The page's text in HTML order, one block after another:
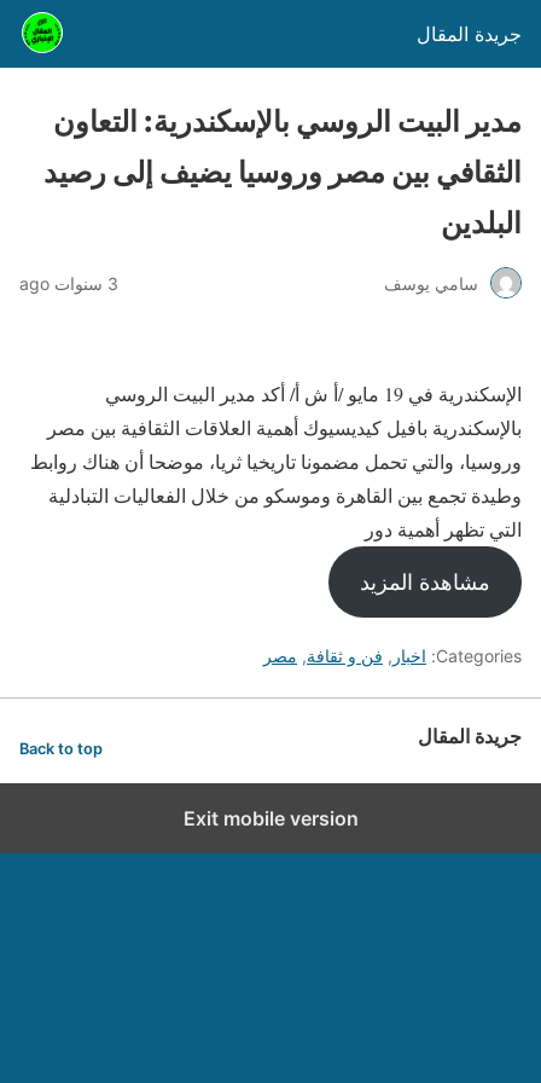
جريدة المقال
مدير البيت الروسي بالإسكندرية: التعاون
الثقافي بين مصر وروسيا يضيف إلى رصيد
البلدين
سامي يوسف 3 سنوات ago
الإسكندرية في 19 مايو /أ ش أ/ أكد مدير البيت الروسي
بالإسكندرية بافيل كيديسيوك أهمية العلاقات الثقافية بين مصر
وروسيا، والتي تحمل مضمونا تاريخيا ثريا، موضحا أن هناك روابط
وطيدة تجمع بين القاهرة وموسكو من خلال الفعاليات التبادلية
التي تظهر أهمية دور
مشاهدة المزيد
Categories: اخبار , فن و ثقافة, مصر
جريدة المقال Back to top
Exit mobile version